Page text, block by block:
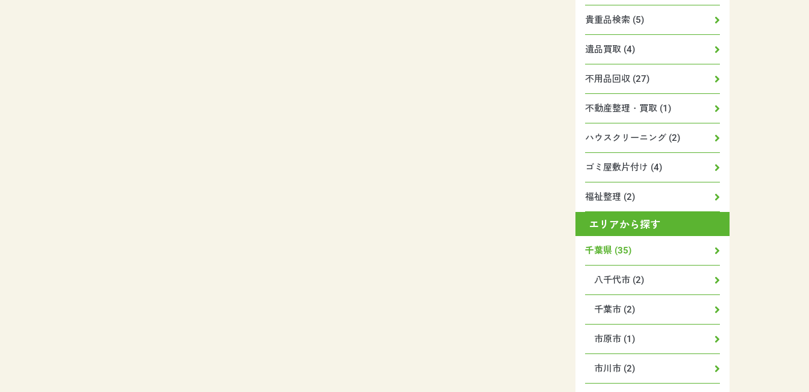
貴重品検索 (5)
遺品買取 (4)
不用品回収 (27)
不動産整理・買取 (1)
ハウスクリーニング (2)
ゴミ屋敷片付け (4)
福祉整理 (2)
エリアから探す
千葉県 (35)
八千代市 (2)
千葉市 (2)
市原市 (1)
市川市 (2)